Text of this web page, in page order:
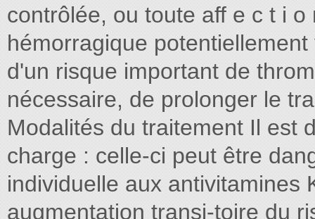
contrôlée, ou toute aff e c t i
hémorragique
d'un risque important de
nécessaire, de prolonger le
Modalités du traitement Il est
charge : celle-ci peut être
individuelle aux antivitamines
augmentation transi-toire du